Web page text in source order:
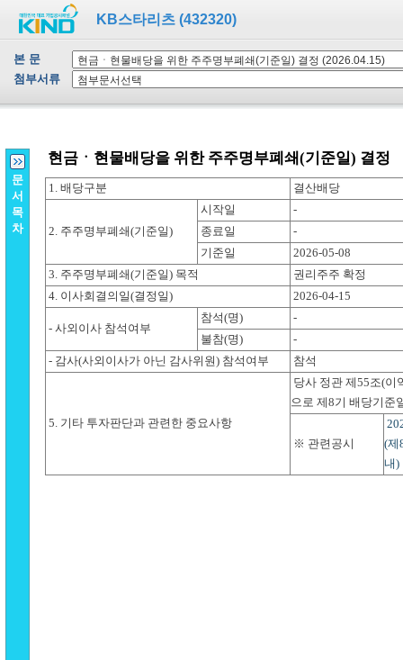
KB스타리츠 (432320)
본 문
첨부서류
문
서
목
차